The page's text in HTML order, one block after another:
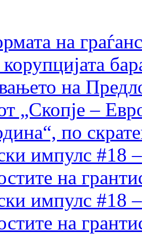
на
на
„Скопје –
по
импулс #18
на
импулс #18
на